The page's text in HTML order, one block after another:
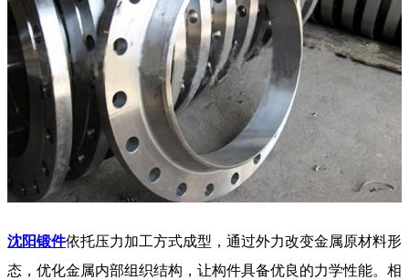
沈阳锻件依托压力加工方式成型，通过外力改变金属原材料形
态，优化金属内部组织结构，让构件具备优良的力学性能。相